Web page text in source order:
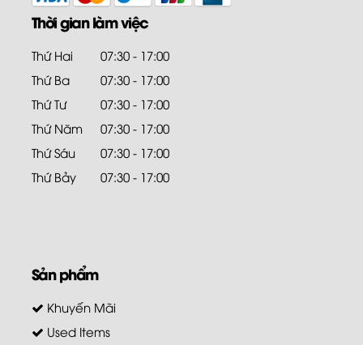
Thời gian làm việc
Thứ Hai
07:30 - 17:00
Thứ Ba
07:30 - 17:00
Thứ Tư
07:30 - 17:00
Thứ Năm
07:30 - 17:00
Thứ Sáu
07:30 - 17:00
Thứ Bảy
07:30 - 17:00
Sản phẩm
Khuyến Mãi
Used Items